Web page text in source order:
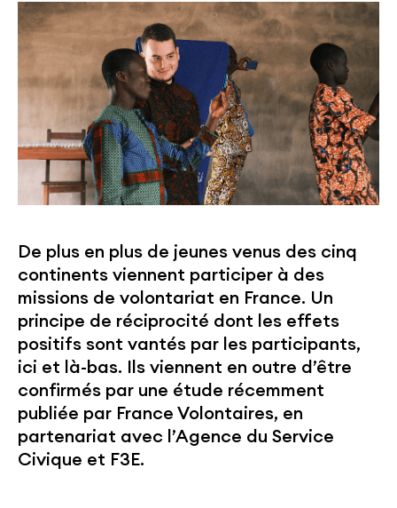
De plus en plus de jeunes venus des cinq
continents viennent participer à des
missions de volontariat en France. Un
principe de réciprocité dont les effets
positifs sont vantés par les participants,
ici et là-bas. Ils viennent en outre d’être
confirmés par une étude récemment
publiée par France Volontaires, en
partenariat avec l’Agence du Service
Civique et F3E.